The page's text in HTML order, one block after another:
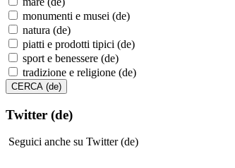
monumenti e musei (de)
natura (de)
piatti e prodotti tipici (de)
sport e benessere (de)
tradizione e religione (de)
Twitter (de)
Seguici anche su Twitter (de)